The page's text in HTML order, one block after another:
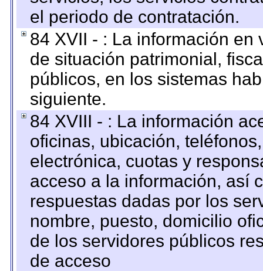
el periodo de contratación.
84 XVII - : La información
de situación patrimonial,
públicos, en los sistemas
siguiente.
84 XVIII - : La información
oficinas, ubicación,
electrónica, cuotas y
acceso a la información, así
respuestas dadas por los
nombre, puesto, domicilio
de los servidores públicos
de acceso